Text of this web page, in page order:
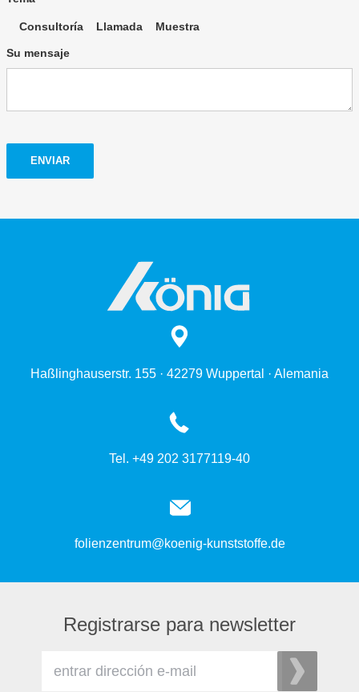
Consultoría Llamada Muestra
Su mensaje
ENVIAR
Haßlinghauserstr. 155 · 42279 Wuppertal · Alemania
Tel. +49 202 3177119-40
folienzentrum@koenig-kunststoffe.de
Registrarse para newsletter